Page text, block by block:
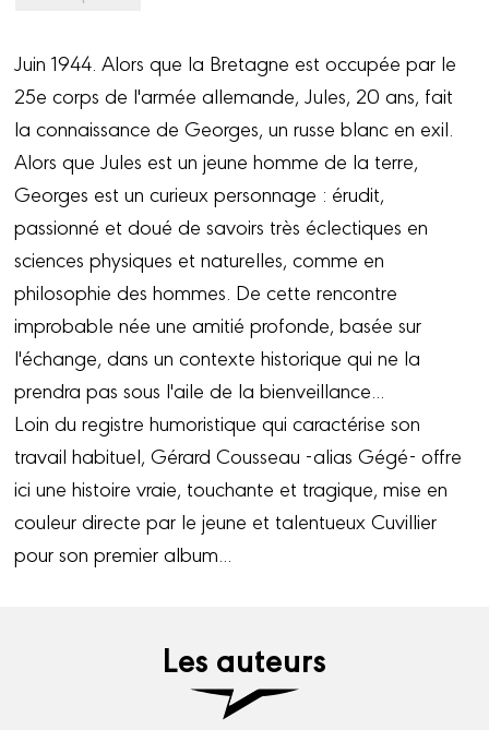
Juin 1944. Alors que la Bretagne est occupée par le
25e corps de l'armée allemande, Jules, 20 ans, fait
la connaissance de Georges, un russe blanc en exil.
Alors que Jules est un jeune homme de la terre,
Georges est un curieux personnage : érudit,
passionné et doué de savoirs très éclectiques en
sciences physiques et naturelles, comme en
philosophie des hommes. De cette rencontre
improbable née une amitié profonde, basée sur
l'échange, dans un contexte historique qui ne la
prendra pas sous l'aile de la bienveillance...
Loin du registre humoristique qui caractérise son
travail habituel, Gérard Cousseau -alias Gégé- offre
ici une histoire vraie, touchante et tragique, mise en
couleur directe par le jeune et talentueux Cuvillier
pour son premier album...
Les auteurs